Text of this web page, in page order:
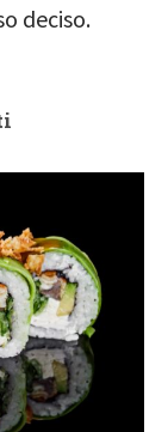
deciso.